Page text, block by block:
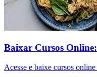
Baixar Cursos
Acesse e baixe cursos